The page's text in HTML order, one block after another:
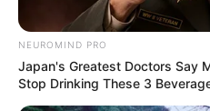
NEUROMIND PRO
Japan's Greatest Doctors Say
Stop Drinking These 3